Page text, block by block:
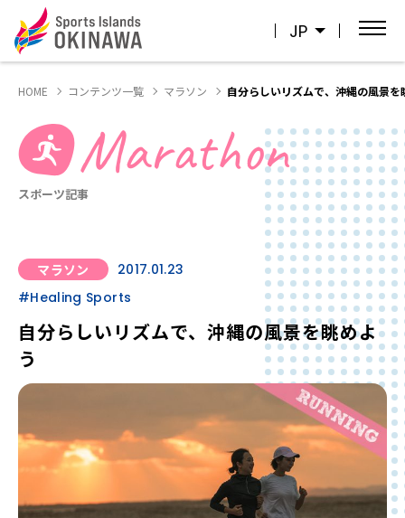
JP
HOME コンテンツ一覧 マラソン 自分らしいリズムで、沖縄の風景を
Marathon
スポーツ記事
マラソン
2017.01.23
#Healing Sports
自分らしいリズムで、沖縄の風景を眺めよ
う